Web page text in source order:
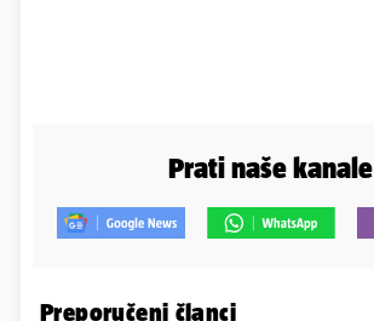
Prati naše kanale
Preporučeni članci